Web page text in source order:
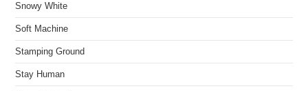
Snowy White
Soft Machine
Stamping Ground
Stay Human